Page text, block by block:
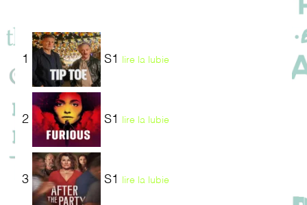
1 S1 lire la lubie
2 S1 lire la lubie
3 S1 lire la lubie